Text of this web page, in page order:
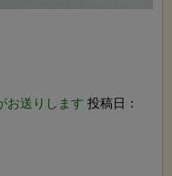
お送りします 投稿日：